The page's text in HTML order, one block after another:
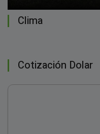
Clima
Cotización Dolar